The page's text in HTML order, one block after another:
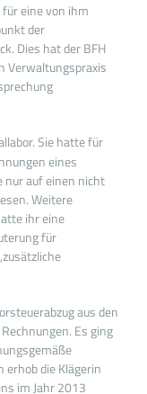
eine von ihm
der
Dies hat der BFH
Verwaltungspraxis
Sie hatte für
eines
nur auf einen nicht
Weitere
ihr eine
für
aus den
Es ging
die Klägerin
im Jahr 2013